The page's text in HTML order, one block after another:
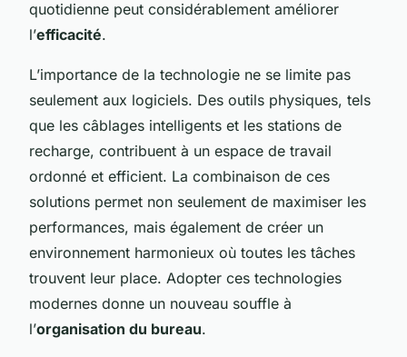
quotidienne peut considérablement améliorer
l’efficacité.
L’importance de la technologie ne se limite pas
seulement aux logiciels. Des outils physiques, tels
que les câblages intelligents et les stations de
recharge, contribuent à un espace de travail
ordonné et efficient. La combinaison de ces
solutions permet non seulement de maximiser les
performances, mais également de créer un
environnement harmonieux où toutes les tâches
trouvent leur place. Adopter ces technologies
modernes donne un nouveau souffle à
l’organisation du bureau.